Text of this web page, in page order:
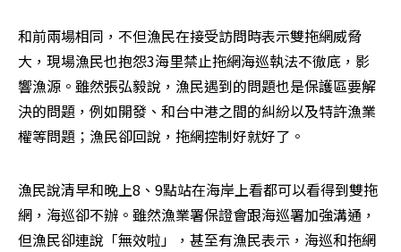
和前兩場相同，不但漁民在接受訪問時表示雙拖網威脅
大，現場漁民也抱怨3海里禁止拖網海巡執法不徹底，影
響漁源。雖然張弘毅說，漁民遇到的問題也是保護區要解
決的問題，例如開發、和台中港之間的糾紛以及特許漁業
權等問題；漁民卻回說，拖網控制好就好了。
漁民說清早和晚上8、9點站在海岸上看都可以看得到雙拖
網，海巡卻不辦。雖然漁業署保證會跟海巡署加強溝通，
但漁民卻連說「無效啦」，甚至有漁民表示，海巡和拖網